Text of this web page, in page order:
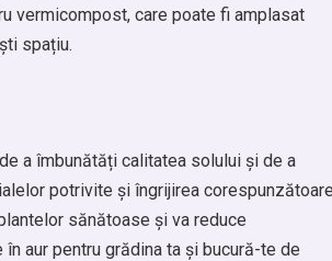
vermicompost, care poate fi amplasat
spațiu.
a îmbunătăți calitatea solului și de a
potrivite și îngrijirea
sănătoase și va reduce
aur pentru grădina ta și bucură-te de